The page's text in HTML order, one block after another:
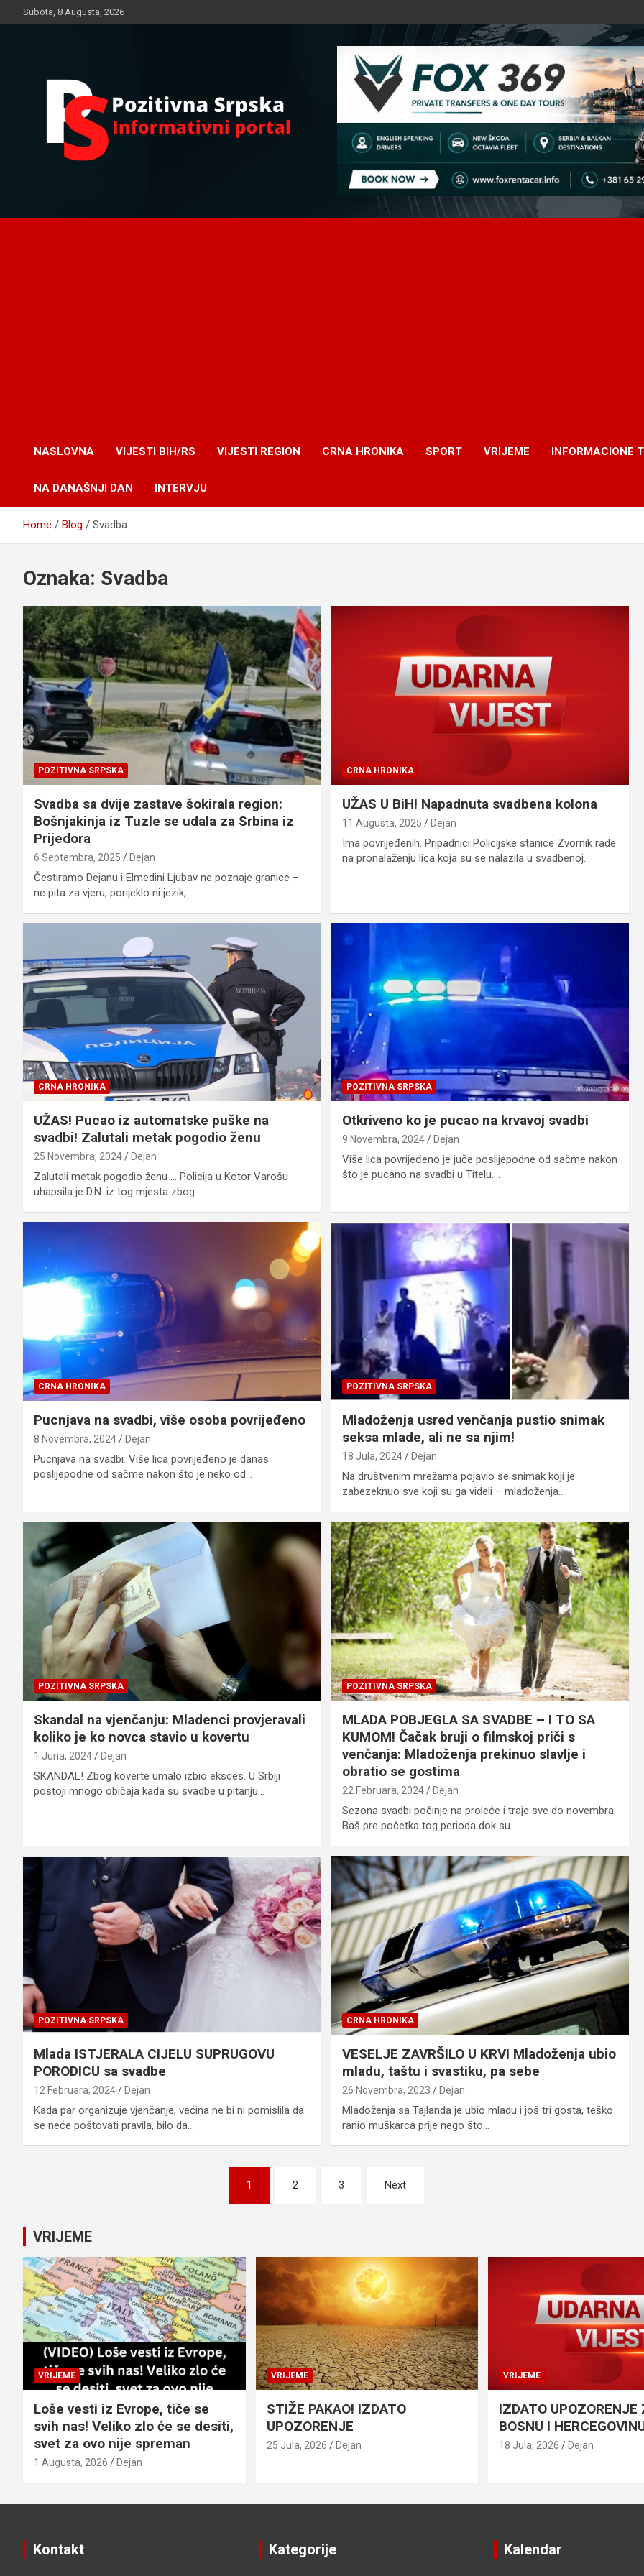
to
Subota, 8 Augusta, 2026
NASLOVNA VIJESTI BIH/RS VIJESTI REGION CRNA HRONIKA SPORT VRIJEME INFORMACIONE
NA DANAŠNJI DAN INTERVJU
Home Blog Svadba
Oznaka: Svadba
POZITIVNA SRPSKA
Svadba sa dvije zastave šokirala region:
Bošnjakinja iz Tuzle se udala za Srbina iz
Prijedora
6 Septembra, 2025 Dejan
Čestiramo Dejanu i Elmedini Ljubav ne poznaje granice –
ne pita za vjeru, porijeklo ni jezik,…
CRNA HRONIKA
UŽAS U BiH! Napadnuta svadbena kolona
11 Augusta, 2025 Dejan
Ima povrijeđenih. Pripadnici Policijske stanice Zvornik rade
na pronalaženju lica koja su se nalazila u svadbenoj…
CRNA HRONIKA
UŽAS! Pucao iz automatske puške na
svadbi! Zalutali metak pogodio ženu
25 Novembra, 2024 Dejan
Zalutali metak pogodio ženu … Policija u Kotor Varošu
uhapsila je D.N. iz tog mjesta zbog…
POZITIVNA SRPSKA
Otkriveno ko je pucao na krvavoj svadbi
9 Novembra, 2024 Dejan
Više lica povrijeđeno je juče poslijepodne od sačme nakon
što je pucano na svadbi u Titelu.…
CRNA HRONIKA
Pucnjava na svadbi, više osoba povrijeđeno
8 Novembra, 2024 Dejan
​Pucnjava na svadbi. Više lica povrijeđeno je danas
poslijepodne od sačme nakon što je neko od…
POZITIVNA SRPSKA
Mladoženja usred venčanja pustio snimak
seksa mlade, ali ne sa njim!
18 Jula, 2024 Dejan
Na društvenim mrežama pojavio se snimak koji je
zabezeknuo sve koji su ga videli – mladoženja…
POZITIVNA SRPSKA
Skandal na vjenčanju: Mladenci provjeravali
koliko je ko novca stavio u kovertu
1 Juna, 2024 Dejan
SKANDAL! Zbog koverte umalo izbio eksces. U Srbiji
postoji mnogo običaja kada su svadbe u pitanju…
POZITIVNA SRPSKA
MLADA POBJEGLA SA SVADBE – I TO SA
KUMOM! Čačak bruji o filmskoj priči s
venčanja: Mladoženja prekinuo slavlje i
obratio se gostima
22 Februara, 2024 Dejan
Sezona svadbi počinje na proleće i traje sve do novembra.
Baš pre početka tog perioda dok su…
POZITIVNA SRPSKA
Mlada ISTJERALA CIJELU SUPRUGOVU
PORODICU sa svadbe
12 Februara, 2024 Dejan
Kada par organizuje vjenčanje, većina ne bi ni pomislila da
se neće poštovati pravila, bilo da…
CRNA HRONIKA
VESELJE ZAVRŠILO U KRVI Mladoženja ubio
mladu, taštu i svastiku, pa sebe
26 Novembra, 2023 Dejan
Mladoženja sa Tajlanda je ubio mladu i još tri gosta, teško
ranio muškarca prije nego što…
1 2 3 Next
VRIJEME
VRIJEME
Loše vesti iz Evrope, tiče se
svih nas! Veliko zlo će se desiti,
svet za ovo nije spreman
1 Augusta, 2026 Dejan
VRIJEME
STIŽE PAKAO! IZDATO
UPOZORENJE
25 Jula, 2026 Dejan
VRIJEME
IZDATO UPOZORENJE
BOSNU I
18 Jula, 2026 Dejan
Kontakt Kategorije Kalendar